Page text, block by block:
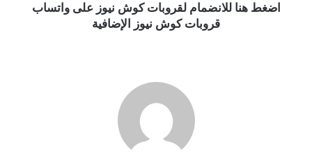
اضغط هنا للانضمام لقروبات كوش نيوز على واتساب
قروبات كوش نيوز الإضافية